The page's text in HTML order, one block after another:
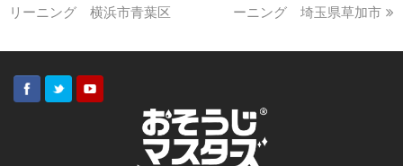
リーニング 横浜市青葉区
ーニング 埼玉県草加市